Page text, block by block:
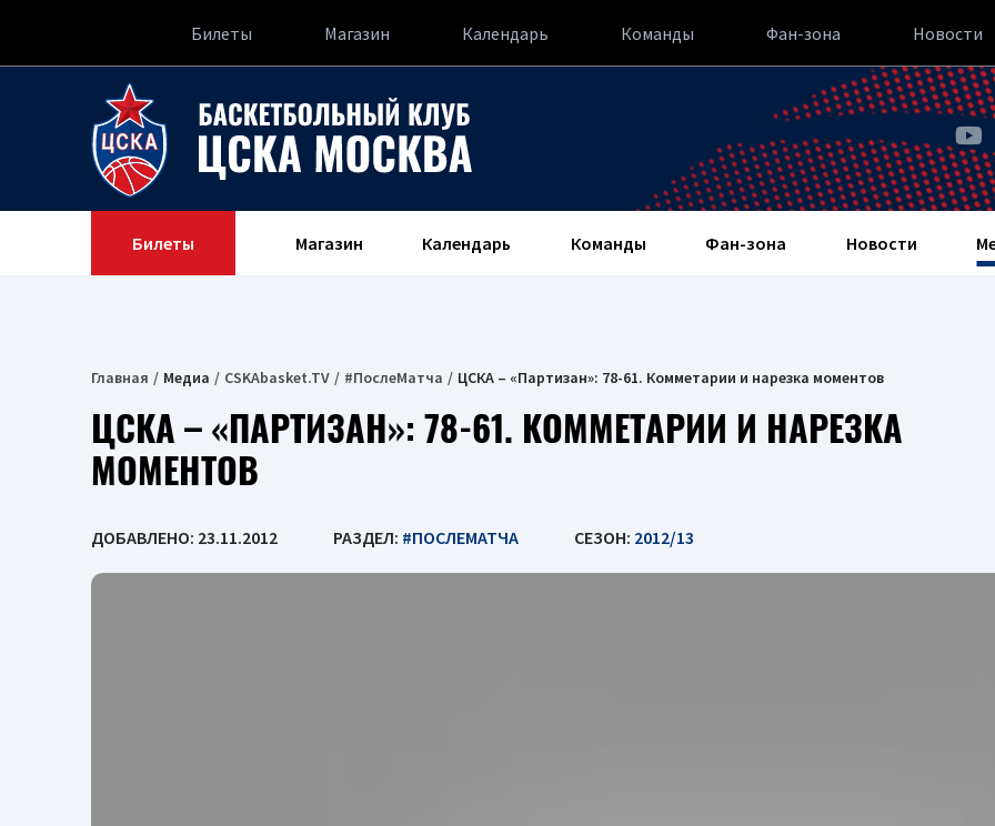
Билеты Магазин Календарь Команды Фан-зона Новости
Билеты Магазин Календарь Команды Фан-зона Новости
Главная Медиа CSKAbasket.TV #ПослеМатча ЦСКА – «Партизан»: 78-61. Комметарии и нарезка моментов
ЦСКА – «ПАРТИЗАН»: 78-61. КОММЕТАРИИ И НАРЕЗКА
МОМЕНТОВ
ДОБАВЛЕНО: 23.11.2012 РАЗДЕЛ: #ПОСЛЕМАТЧА СЕЗОН: 2012/13